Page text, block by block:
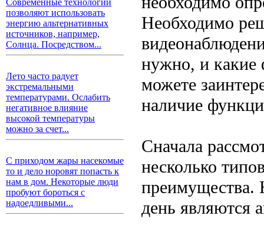
Современные технологии
позволяют использовать
энергию альтернативных
источников, например,
Солнца. Посредством...
Лето часто радует
экстремальными
температурами. Ослабить
негативное влияние
высокой температуры
можно за счет...
С приходом жары насекомые
то и дело норовят попасть к
нам в дом. Некоторые люди
пробуют бороться с
надоедливыми...
Необходимо
нужно, и
можете
наличие
Сначала
несколько
преимущества.
день являются